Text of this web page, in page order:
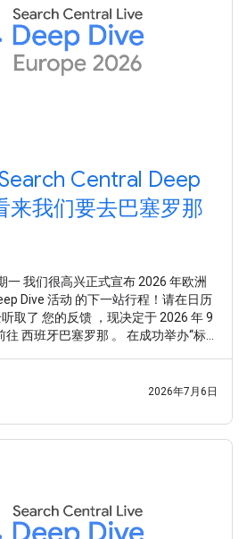
Central Deep
来我们要去巴塞罗那
一 我们很高兴正式宣布 2026 年欧洲
Dive 活动 的下一站行程！请在日历
取了 您的反馈 ，现决定于 2026 年 9
往 西班牙巴塞罗那 。 在成功举办“标
系统化且全面的方式，深入探究2026年7月6日